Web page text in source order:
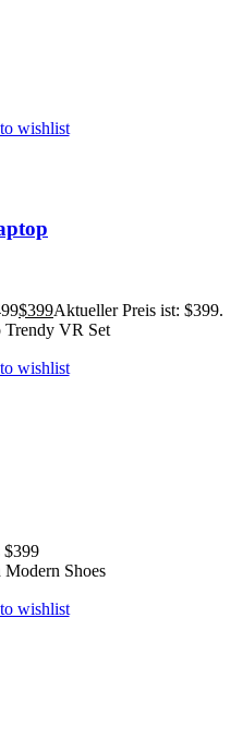
wishlist
$399Aktueller Preis ist: $399.
wishlist
$399
wishlist